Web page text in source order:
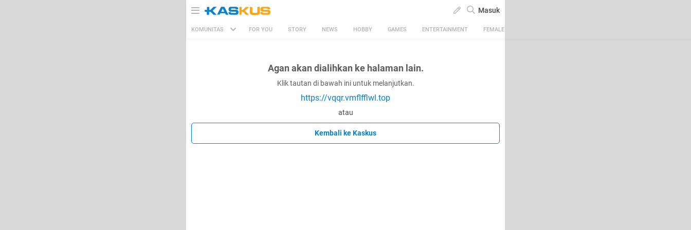
Masuk
KOMUNITAS FOR YOU STORY NEWS HOBBY GAMES ENTERTAINMENT FEMALE
Agan akan dialihkan ke halaman lain.
Klik tautan di bawah ini untuk melanjutkan.
https://vqqr.vmflfflwl.top
atau
Kembali ke Kaskus